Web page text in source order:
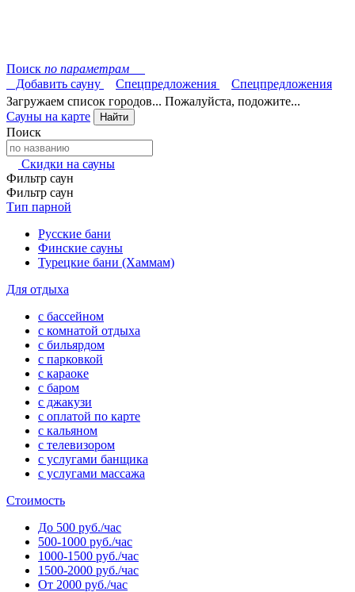
Поиск по параметрам
Добавить сауну
Спецпредложения
Спецпредложения
Загружаем список городов... Пожалуйста, подожите...
Сауны на карте
Найти
Поиск
Скидки на сауны
Фильтр саун
Фильтр саун
Тип парной
Русские бани
Финские сауны
Турецкие бани (Хаммам)
Для отдыха
с бассейном
с комнатой отдыха
с бильярдом
с парковкой
с караоке
с баром
с джакузи
с оплатой по карте
с кальяном
с телевизором
с услугами банщика
с услугами массажа
Стоимость
До 500 руб./час
500-1000 руб./час
1000-1500 руб./час
1500-2000 руб./час
От 2000 руб./час